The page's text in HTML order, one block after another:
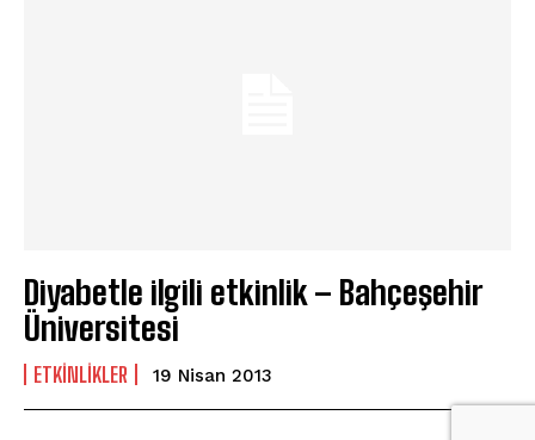
Diyabetle ilgili etkinlik – Bahçeşehir
Üniversitesi
ETKINLIKLER 19 Nisan 2013